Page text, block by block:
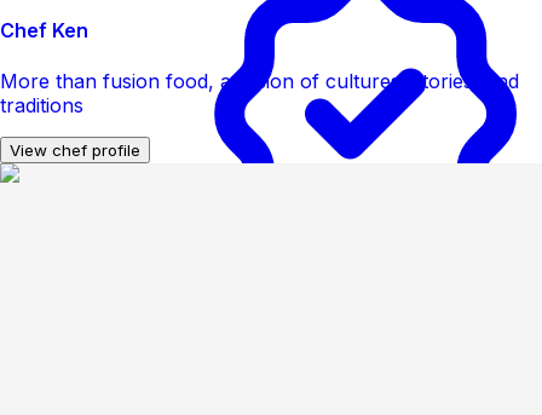
Chef Ken
More than fusion food, a fusion of cultures, stories, and
traditions
View chef profile